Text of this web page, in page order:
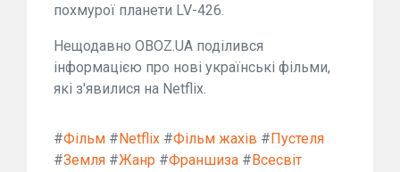
похмурої планети LV-426.
Нещодавно OBOZ.UA поділився
інформацією про нові українські фільми,
які з'явилися на Netflix.
#Фільм #Netflix #Фільм жахів #Пустеля
#Земля #Жанр #Франшиза #Всесвіт